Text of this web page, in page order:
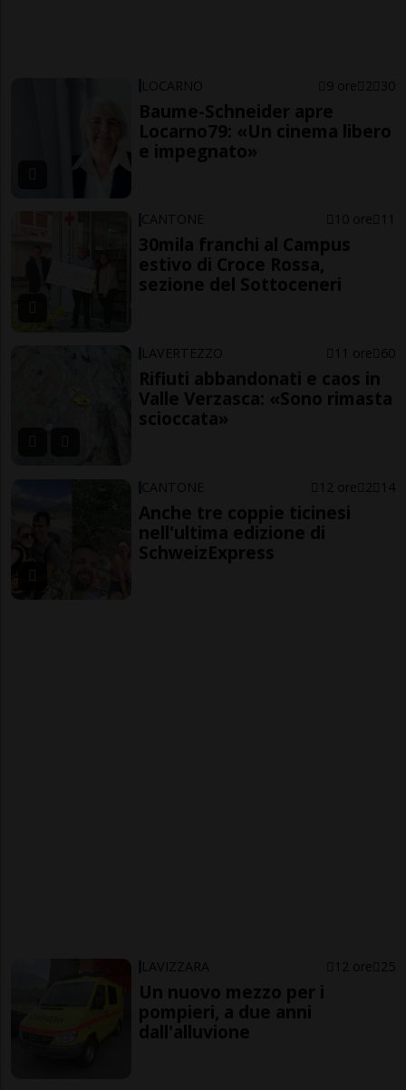
LOCARNO 9 ore 2 30
Baume-Schneider apre
Locarno79: «Un cinema libero
e impegnato»
CANTONE 10 ore 11
30mila franchi al Campus
estivo di Croce Rossa,
sezione del Sottoceneri
LAVERTEZZO 11 ore 60
Rifiuti abbandonati e caos in
Valle Verzasca: «Sono rimasta
scioccata»
CANTONE 12 ore 2 14
Anche tre coppie ticinesi
nell'ultima edizione di
SchweizExpress
LAVIZZARA 12 ore 25
Un nuovo mezzo per i
pompieri, a due anni
dall'alluvione